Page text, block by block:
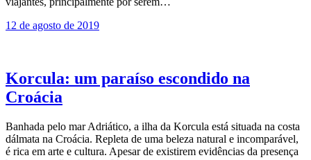
12 de agosto de 2019
Korcula: um paraíso escondido na
Croácia
Banhada pelo mar Adriático, a ilha da Korcula está situada na costa
dálmata na Croácia. Repleta de uma beleza natural e incomparável,
é rica em arte e cultura. Apesar de existirem evidências da presença